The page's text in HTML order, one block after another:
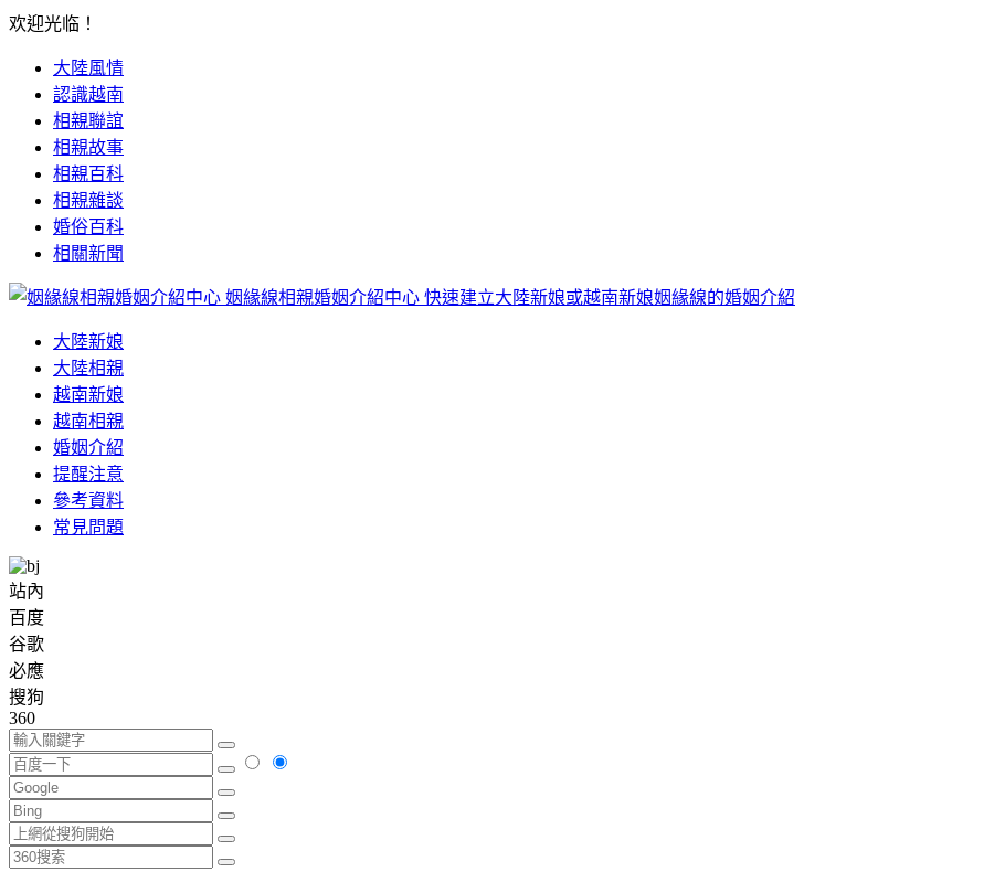
欢迎光临！
大陸風情
認識越南
相親聯誼
相親故事
相親百科
相親雜談
婚俗百科
相關新聞
姻緣線相親婚姻介紹中心 快速建立大陸新娘或越南新娘姻緣線的婚姻介紹
大陸新娘
大陸相親
越南新娘
越南相親
婚姻介紹
提醒注意
參考資料
常見問題
站內
百度
谷歌
必應
搜狗
360